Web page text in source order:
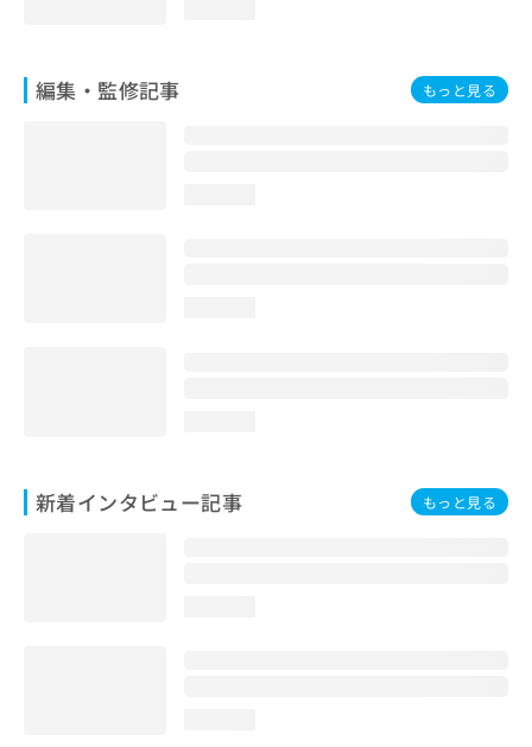
編集・監修記事 もっと見る
新着インタビュー記事 もっと見る